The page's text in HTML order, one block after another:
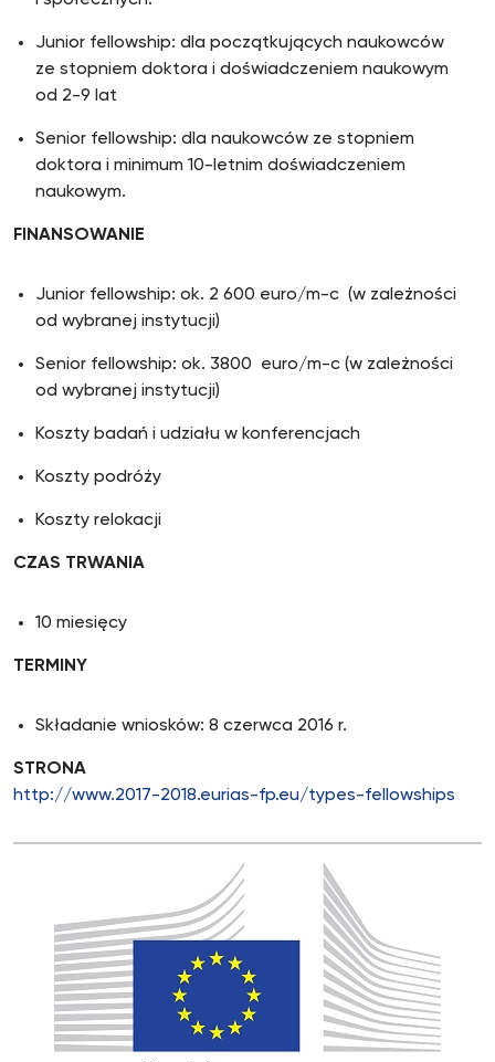
Junior fellowship: dla początkujących naukowców
ze stopniem doktora i doświadczeniem naukowym
od 2-9 lat
Senior fellowship: dla naukowców ze stopniem
doktora i minimum 10-letnim doświadczeniem
naukowym.
FINANSOWANIE
Junior fellowship: ok. 2 600 euro/m-c (w zależności
od wybranej instytucji)
Senior fellowship: ok. 3800 euro/m-c (w zależności
od wybranej instytucji)
Koszty badań i udziału w konferencjach
Koszty podróży
Koszty relokacji
CZAS TRWANIA
10 miesięcy
TERMINY
Składanie wniosków: 8 czerwca 2016 r.
STRONA
http://www.2017-2018.eurias-fp.eu/types-fellowships